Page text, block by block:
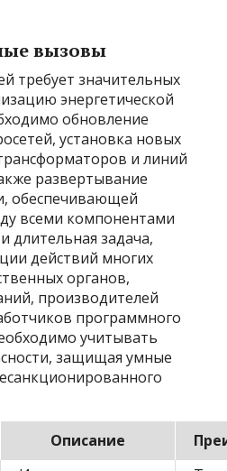
вызовы
требует значительных
энергетической
обновление
установка новых
и линий
развертывание
обеспечивающей
всеми компонентами
длительная задача,
действий многих
органов,
производителей
программного
учитывать
защищая умные
Описание